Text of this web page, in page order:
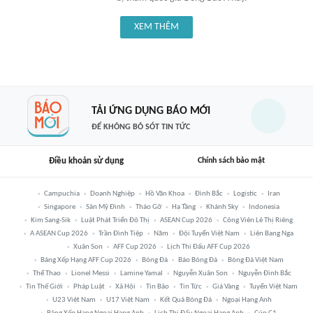
XEM THÊM
TẢI ỨNG DỤNG BÁO MỚI
ĐỂ KHÔNG BỎ SÓT TIN TỨC
Điều khoản sử dụng Chính sách bảo mật
Campuchia Doanh Nghiệp Hồ Văn Khoa Đình Bắc Logistic
Iran
Singapore
Sân Mỹ Đình Tháo Gỡ Hạ Tầng Khánh Sky
Indonesia
Kim Sang-Sik
Luật Phát Triển Đô Thị ASEAN Cup 2026
Công Viên Lê Thị Riêng
A ASEAN Cup 2026
Trần Đình Tiệp Năm Đội Tuyển Việt Nam
Liên Bang Nga
Xuân Son
AFF Cup 2026
Lịch Thi Đấu AFF Cup 2026
Bảng Xếp Hạng AFF Cup 2026
Bóng Đá Báo Bóng Đá
Bóng Đá Việt Nam
Thể Thao
Lionel Messi Lamine Yamal Nguyễn Xuân Son
Nguyễn Đình Bắc
Tin Thế Giới
Pháp Luật Xã Hội Tin Bão Tin Tức Giá Vàng
Tuyển Việt Nam
U23 Việt Nam
U17 Việt Nam Kết Quả Bóng Đá
Ngoại Hạng Anh